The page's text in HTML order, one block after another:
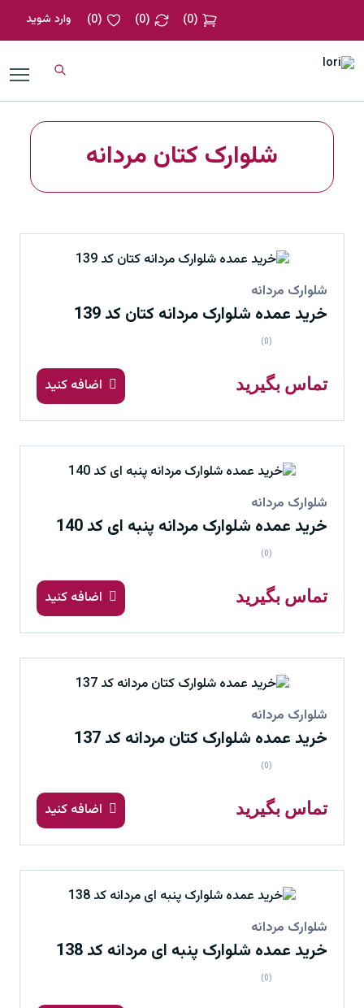
(
0
)
(
0
)
(
0
) وارد شوید
شلوارک کتان مردانه
شلوارک مردانه
خرید عمده شلوارک مردانه کتان کد 139
(0)
تماس بگیرید اضافه کنید
شلوارک مردانه
خرید عمده شلوارک مردانه پنبه ای کد 140
(0)
تماس بگیرید اضافه کنید
شلوارک مردانه
خرید عمده شلوارک کتان مردانه کد 137
(0)
تماس بگیرید اضافه کنید
شلوارک مردانه
خرید عمده شلوارک پنبه ای مردانه کد 138
(0)